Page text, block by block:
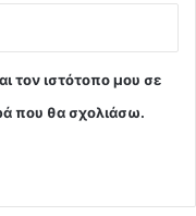
τον ιστότοπο μου σε
που θα σχολιάσω.